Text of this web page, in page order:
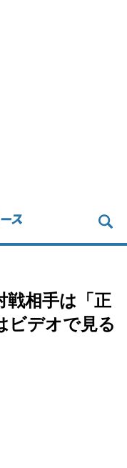
戦相手は「正
デオで見る